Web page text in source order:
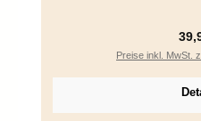
Preise inkl. MwSt.